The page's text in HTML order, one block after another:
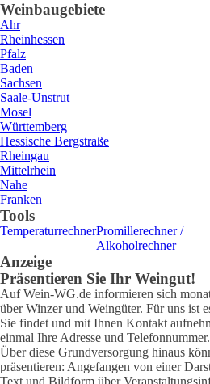
Weinbaugebiete
Ahr
Rheinhessen
Pfalz
Baden
Sachsen
Saale-Unstrut
Mosel
Württemberg
Hessische Bergstraße
Rheingau
Mittelrhein
Nahe
Franken
Tools
TemperaturrechnerPromillerechner /
Alkoholrechner
Anzeige
Präsentieren Sie Ihr Weingut!
Auf Wein-WG.de informieren sich
über Winzer und Weingüter. Für uns ist
Sie findet und mit Ihnen Kontakt
einmal Ihre Adresse und Telefonnummer.
Über diese Grundversorgung hinaus
präsentieren: Angefangen von einer